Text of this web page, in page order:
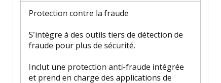
Protection contre la fraude
S’intègre à des outils tiers de détection de
fraude pour plus de sécurité.
Inclut une protection anti-fraude intégrée
et prend en charge des applications de